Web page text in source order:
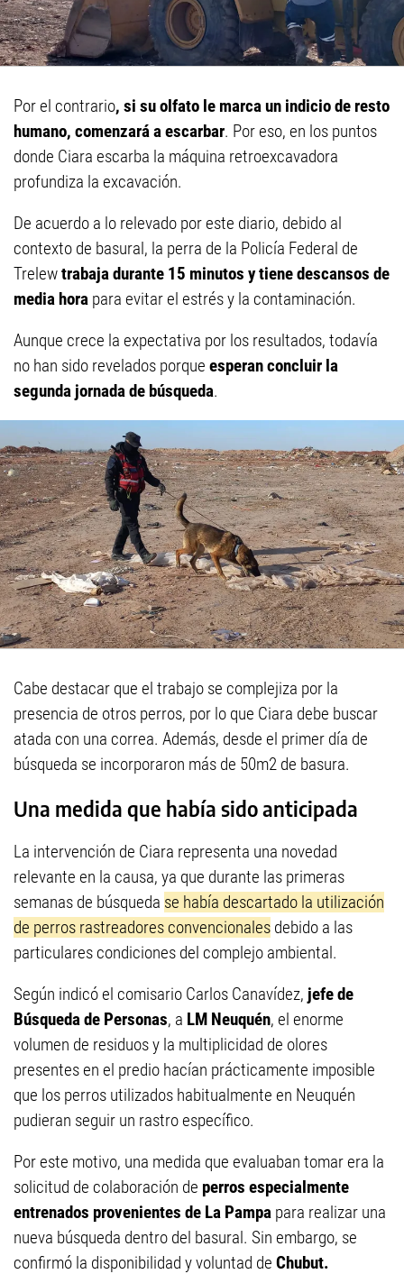
Por el contrario, si su olfato le marca un indicio de resto
humano, comenzará a escarbar. Por eso, en los puntos
donde Ciara escarba la máquina retroexcavadora
profundiza la excavación.
De acuerdo a lo relevado por este diario, debido al
contexto de basural, la perra de la Policía Federal de
Trelewtrabaja durante 15 minutos y tiene descansos de
media hora para evitar el estrés y la contaminación.
Aunque crece la expectativa por los resultados, todavía
no han sido revelados porque esperan concluir la
segunda jornada de búsqueda.
Cabe destacar que el trabajo se complejiza por la
presencia de otros perros, por lo que Ciara debe buscar
atada con una correa. Además, desde el primer día de
búsqueda se incorporaron más de 50m2 de basura.
Una medida que había sido anticipada
La intervención de Ciara representa una novedad
relevante en la causa, ya que durante las primeras
semanas de búsqueda se había descartado la utilización
de perros rastreadores convencionales debido a las
particulares condiciones del complejo ambiental.
Según indicó el comisario Carlos Canavídez, jefe de
Búsqueda de Personas, a LM Neuquén, el enorme
volumen de residuos y la multiplicidad de olores
presentes en el predio hacían prácticamente imposible
que los perros utilizados habitualmente en Neuquén
pudieran seguir un rastro específico.
Por este motivo, una medida que evaluaban tomar era la
solicitud de colaboración de perros especialmente
entrenados provenientes de La Pampa para realizar una
nueva búsqueda dentro del basural. Sin embargo, se
confirmó la disponibilidad y voluntad de Chubut.